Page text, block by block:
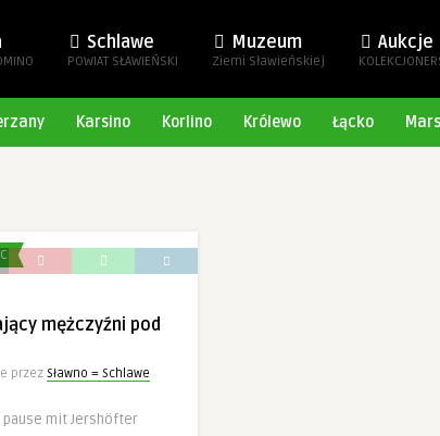
Schlawe
POWIAT SŁAWIEŃSKI
Muzeum
Ziemi Sławieńskiej
Aukcje
Karsino Korlino Królewo Łącko
mężczyźni pod
przez Sławno = Schlawe
pause mit Jershöfter